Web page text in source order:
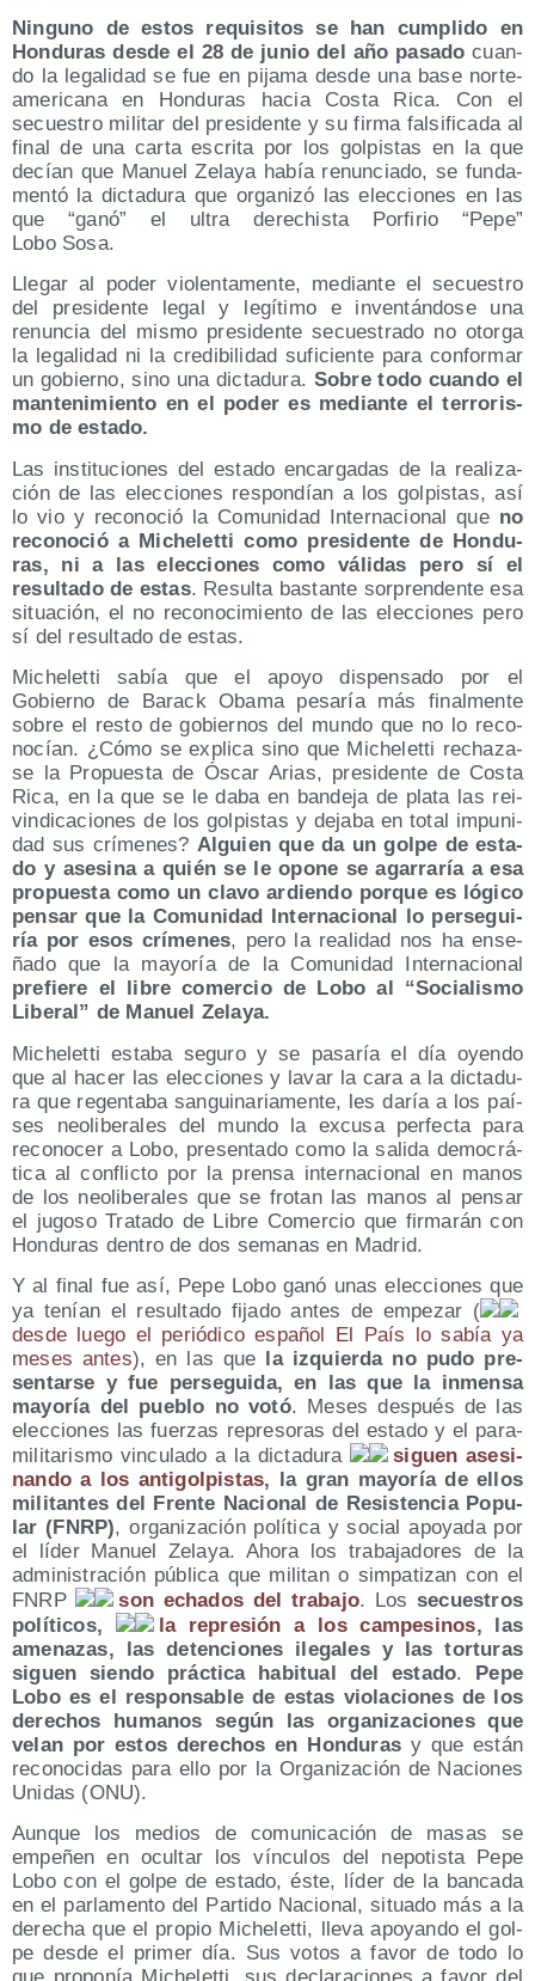
Nin­guno de estos requi­si­tos se han cum­pli­do en
Hon­du­ras des­de el 28 de junio del año pasa­do cuan­
do la lega­li­dad se fue en pija­ma des­de una base nor­te­
ame­ri­ca­na en Hon­du­ras hacia Cos­ta Rica. Con el
secues­tro mili­tar del pre­si­den­te y su fir­ma fal­si­fi­ca­da al
final de una car­ta escri­ta por los gol­pis­tas en la que
decían que Manuel Zela­ya había renun­cia­do, se fun­da­
men­tó la dic­ta­du­ra que orga­ni­zó las elec­cio­nes en las
que “ganó” el ultra dere­chis­ta Por­fi­rio “Pepe”
Lobo Sosa.
Lle­gar al poder vio­len­ta­men­te, median­te el secues­tro
del pre­si­den­te legal y legí­ti­mo e inven­tán­do­se una
renun­cia del mis­mo pre­si­den­te secues­tra­do no otor­ga
la lega­li­dad ni la cre­di­bi­li­dad sufi­cien­te para con­for­mar
un gobierno, sino una dic­ta­du­ra. Sobre todo cuan­do el
man­te­ni­mien­to en el poder es median­te el terro­ris­
mo de estado.
Las ins­ti­tu­cio­nes del esta­do encar­ga­das de la rea­li­za­
ción de las elec­cio­nes res­pon­dían a los gol­pis­tas, así
lo vio y reco­no­ció la Comu­ni­dad Inter­na­cio­nal que no
reco­no­ció a Miche­let­ti como pre­si­den­te de Hon­du­
ras, ni a las elec­cio­nes como váli­das pero sí el
resul­ta­do de estas. Resul­ta bas­tan­te sor­pren­den­te esa
situa­ción, el no reco­no­ci­mien­to de las elec­cio­nes pero
sí del resul­ta­do de estas.
Miche­let­ti sabía que el apo­yo dis­pen­sa­do por el
Gobierno de Barack Oba­ma pesa­ría más final­men­te
sobre el res­to de gobier­nos del mun­do que no lo reco­
no­cían. ¿Cómo se expli­ca sino que Miche­let­ti recha­za­
se la Pro­pues­ta de Óscar Arias, pre­si­den­te de Cos­ta
Rica, en la que se le daba en ban­de­ja de pla­ta las rei­
vin­di­ca­cio­nes de los gol­pis­tas y deja­ba en total impu­ni­
dad sus crí­me­nes? Alguien que da un gol­pe de esta­
do y ase­si­na a quién se le opo­ne se aga­rra­ría a esa
pro­pues­ta como un cla­vo ardien­do por­que es lógi­co
pen­sar que la Comu­ni­dad Inter­na­cio­nal lo per­se­gui­
ría por esos crí­me­nes, pero la reali­dad nos ha ense­
ña­do que la mayo­ría de la Comu­ni­dad Inter­na­cio­nal
pre­fie­re el libre comer­cio de Lobo al “Socia­lis­mo
Libe­ral” de Manuel Zelaya.
Miche­let­ti esta­ba segu­ro y se pasa­ría el día oyen­do
que al hacer las elec­cio­nes y lavar la cara a la dic­ta­du­
ra que regen­ta­ba san­gui­na­ria­men­te, les daría a los paí­
ses neo­li­be­ra­les del mun­do la excu­sa per­fec­ta para
reco­no­cer a Lobo, pre­sen­ta­do como la sali­da demo­crá­
ti­ca al con­flic­to por la pren­sa inter­na­cio­nal en manos
de los neo­li­be­ra­les que se fro­tan las manos al pen­sar
el jugo­so Tra­ta­do de Libre Comer­cio que fir­ma­rán con
Hon­du­ras den­tro de dos sema­nas en Madrid.
Y al final fue así, Pepe Lobo ganó unas elec­cio­nes que
ya tenían el resul­ta­do fija­do antes de empe­zar (
des­de lue­go el perió­di­co espa­ñol El País lo sabía ya
meses antes), en las que la izquier­da no pudo pre­
sen­tar­se y fue per­se­gui­da, en las que la inmen­sa
mayo­ría del pue­blo no votó. Meses des­pués de las
elec­cio­nes las fuer­zas repre­so­ras del esta­do y el para­
mi­li­ta­ris­mo vin­cu­la­do a la dic­ta­du­ra
siguen ase­si­
nan­do a los anti­gol­pis­tas, la gran mayo­ría de ellos
mili­tan­tes del Fren­te Nacio­nal de Resis­ten­cia Popu­
lar (FNRP), orga­ni­za­ción polí­ti­ca y social apo­ya­da por
el líder Manuel Zela­ya. Aho­ra los tra­ba­ja­do­res de la
admi­nis­tra­ción públi­ca que mili­tan o sim­pa­ti­zan con el
FNRP
son echa­dos del tra­ba­jo. Lossecues­tros
polí­ti­cos,
la repre­sión a los cam­pe­si­nos, las
ame­na­zas, las deten­cio­nes ile­ga­les y las tor­tu­ras
siguen sien­do prác­ti­ca habi­tual del esta­do. Pepe
Lobo es el res­pon­sa­ble de estas vio­la­cio­nes de los
dere­chos huma­nos según las orga­ni­za­cio­nes que
velan por estos dere­chos en Hon­du­rasy que están
reco­no­ci­das para ello por la Orga­ni­za­ción de Nacio­nes
Uni­das (ONU).
Aun­que los medios de comu­ni­ca­ción de masas se
empe­ñen en ocul­tar los víncu­los del nepo­tis­ta Pepe
Lobo con el gol­pe de esta­do, éste, líder de la ban­ca­da
en el par­la­men­to del Par­ti­do Nacio­nal, situa­do más a la
dere­cha que el pro­pio Miche­let­ti, lle­va apo­yan­do el gol­
pe des­de el pri­mer día. Sus votos a favor de todo lo